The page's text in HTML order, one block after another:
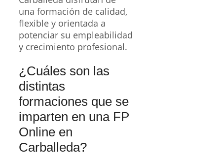
una formación de calidad,
flexible y orientada a
potenciar su empleabilidad
y crecimiento profesional.
¿Cuáles son las
distintas
formaciones que se
imparten en una FP
Online en
Carballeda?